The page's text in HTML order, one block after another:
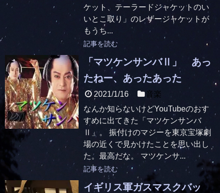
ケット、テーラードジャケットのい
いとこ取り」のレザージャケットが
もうち...
記事を読む
「マツケンサンバⅡ」 あっ
たねー、あったあった
2021/1/16
音楽
なんか知らないけどYouTubeのおす
すめに出てきた「マツケンサンバ
Ⅱ」。 振付けのマジーを東京宝塚劇
場の近くで見かけたことを思い出し
た。最高だな。 マツケンサ...
記事を読む
イギリス軍ガスマスクバッ